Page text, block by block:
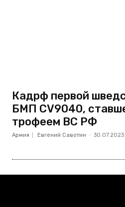
Кадрф первой
БМП CV9040,
трофеем ВС РФ
Армия Евгений Савотин - 30.07.2023